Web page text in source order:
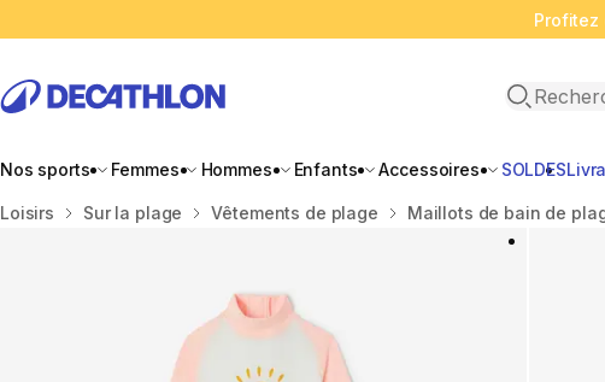
Profitez
Open
Nos sports Femmes Hommes Enfants Accessoires SOLDES
Accueil
Loisirs Sur la plage Vêtements de plage Maillots de bain de